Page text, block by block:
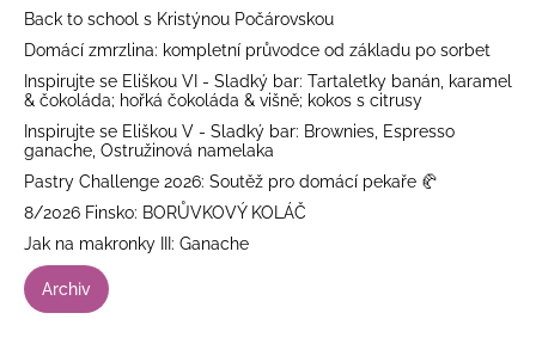
Back to school s Kristýnou Počárovskou
Domácí zmrzlina: kompletní průvodce od základu po sorbet
Inspirujte se Eliškou VI - Sladký bar: Tartaletky banán, karamel
& čokoláda; hořká čokoláda & višně; kokos s citrusy
Inspirujte se Eliškou V - Sladký bar: Brownies, Espresso
ganache, Ostružinová namelaka
Pastry Challenge 2026: Soutěž pro domácí pekaře 🥐
8/2026 Finsko: BORŮVKOVÝ KOLÁČ
Jak na makronky III: Ganache
Archiv